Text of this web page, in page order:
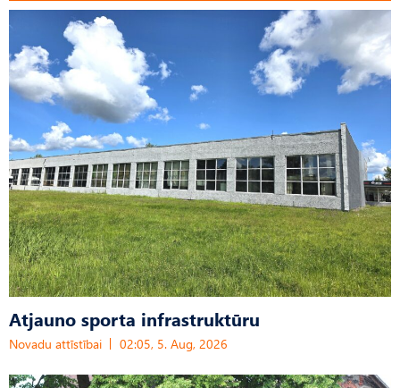
Atjauno sporta infrastruktūru
Novadu attīstībai 02:05, 5. Aug, 2026